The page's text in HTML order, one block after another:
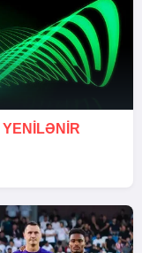
YENİLƏNİR